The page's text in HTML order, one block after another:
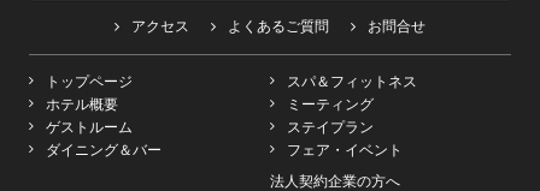
アクセス よくあるご質問 お問合せ
トップページ
ホテル概要
ゲストルーム
ダイニング＆バー
スパ＆フィットネス
ミーティング
ステイプラン
フェア・イベント
法人契約企業の方へ